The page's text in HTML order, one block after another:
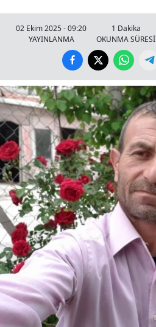
02 Ekim 2025 - 09:20
YAYINLANMA
1 Dakika
OKUNMA SÜRESİ